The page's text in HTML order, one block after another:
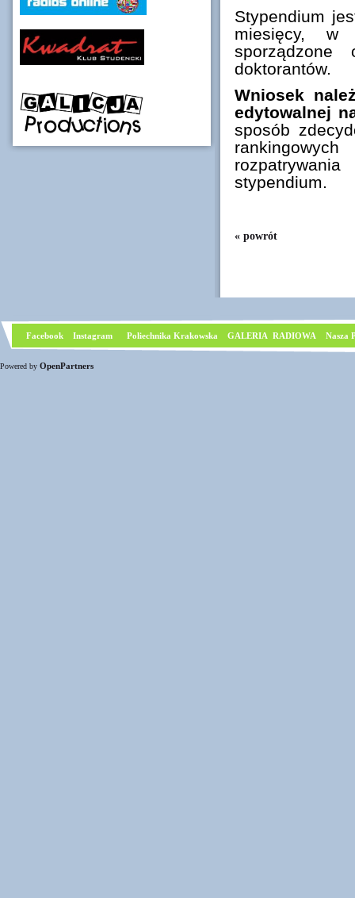
Stypendium
miesięcy, w
sporządzone
doktorantów.
Wniosek
edytowalnej
sposób
stypendium.
« powrót
Facebook Instagram Poliechnika Krakowska GALERIA RADIOWA Nasza
Powered by OpenPartners